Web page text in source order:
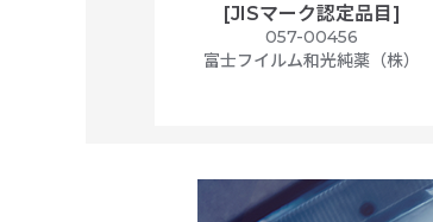
[JISマーク認定品目]
057-00456
富士フイルム和光純薬（株）